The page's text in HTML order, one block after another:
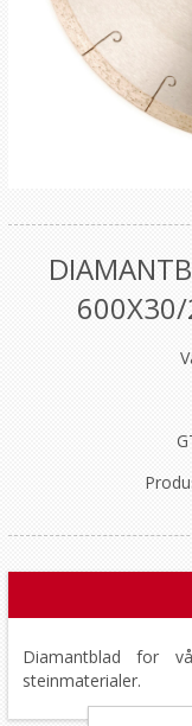
Diamantblad for
steinmaterialer.